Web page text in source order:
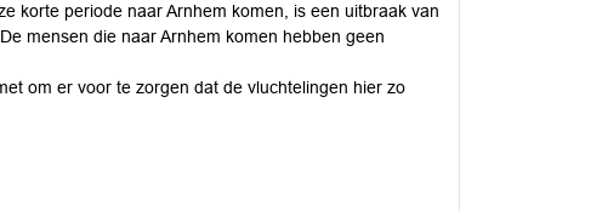
korte periode naar Arnhem komen, is een uitbraak van
mensen die naar Arnhem komen hebben geen
om er voor te zorgen dat de vluchtelingen hier zo